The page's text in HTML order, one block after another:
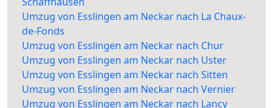
Umzug von Esslingen am Neckar nach La Chaux-
de-Fonds
Umzug von Esslingen am Neckar nach Chur
Umzug von Esslingen am Neckar nach Uster
Umzug von Esslingen am Neckar nach Sitten
Umzug von Esslingen am Neckar nach Vernier
Umzug von Esslingen am Neckar nach Lancy